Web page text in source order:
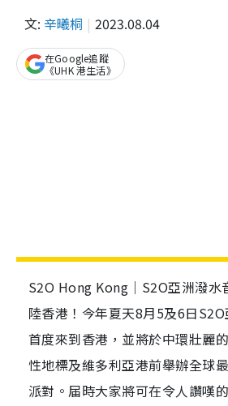
文: 辛曦桐 2023.08.04
在Google追蹤
《UHK 港生活》
S2O Hong Kong｜S2O亞洲潑水
陸香港！今年夏天8月5及6日
首度來到香港，並將於中環壯麗
性地標及維多利亞港前舉辦全球
派對。届時大家將可在令人讚嘆